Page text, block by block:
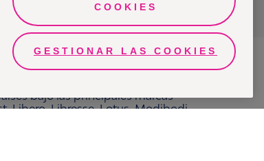
de personas, en todo el mundo,
en beneficio de consumidores,
bajo las principales marcas
Libero, Libresse, Lotus, Modibodi,
COOKIES
GESTIONAR LAS COOKIES